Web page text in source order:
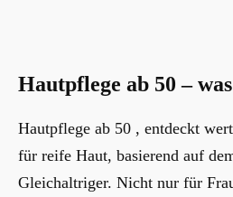
Hautpflege ab 50 –
Hautpflege ab 50 , entdeckt
für reife Haut, basierend auf
Gleichaltriger. Nicht nur für